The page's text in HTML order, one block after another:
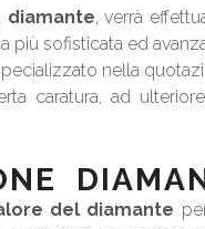
diamante, verrà
più sofisticata ed
nella
caratura, ad
del diamante